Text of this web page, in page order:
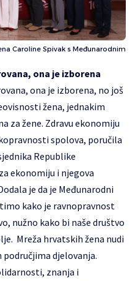
Caroline Spivak s Međunarodnim
ona je izborena
ona je izborena, no još
žena, jednakim
za žene. Zdravu ekonomiju
spolova, poručila
Republike
za ekonomiju i njegova
je da je Međunarodni
kako je ravnopravnost
nužno kako bi naše društvo
Mreža hrvatskih žena nudi
područjima djelovanja.
znanja i